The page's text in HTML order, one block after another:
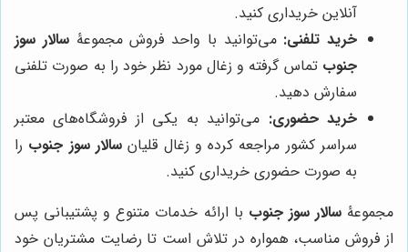
آنلاین خریداری کنید.
خرید تلفنی: می‌توانید با واحد فروش مجموعۀسالار سوز
جنوب تماس گرفته و زغال مورد نظر خود را به صورت تلفنی
سفارش دهید.
خرید حضوری: می‌توانید به یکی از فروشگاه‌های معتبر
سراسر کشور مراجعه کرده و زغال قلیانسالار سوز جنوب را
به صورت حضوری خریداری کنید.
مجموعۀسالار سوز جنوب با ارائه خدمات متنوع و پشتیبانی پس
از فروش مناسب، همواره در تلاش است تا رضایت مشتریان خود